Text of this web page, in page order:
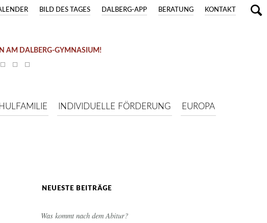
KONTAKT
BERATUNG
DALBERG-APP
BILD DES TAGES
AM DALBERG-GYMNASIUM!
INDIVIDUELLE FÖRDERUNG EUROPA
NEUESTE BEITRÄGE
Was kommt nach dem Abitur?